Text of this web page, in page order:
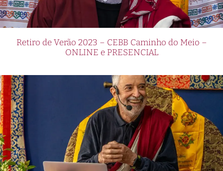
Retiro de Verão 2023 – CEBB Caminho do Meio –
ONLINE e PRESENCIAL